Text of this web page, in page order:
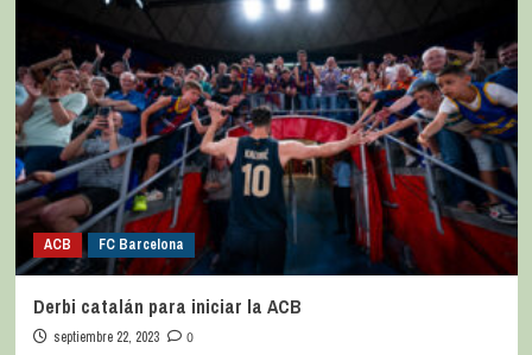
ACB FC Barcelona
Derbi catalán para iniciar la ACB
septiembre 22, 2023
0